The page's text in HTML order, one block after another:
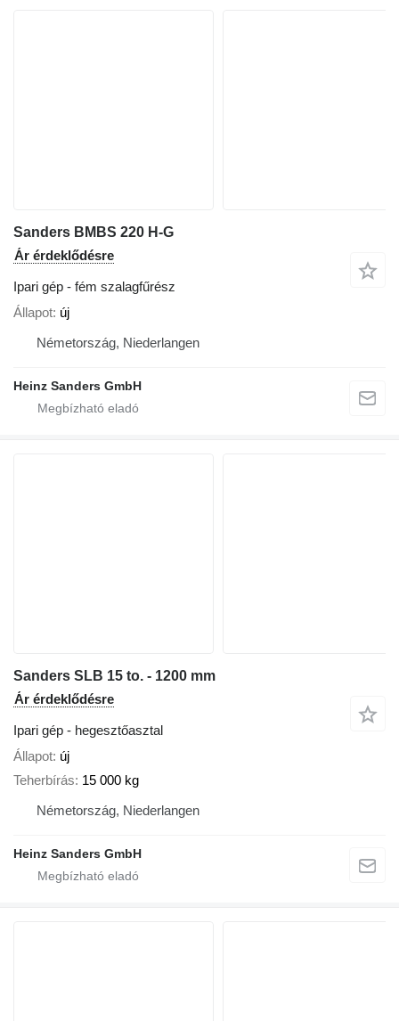
Sanders BMBS 220 H-G
Ár érdeklődésre
Ipari gép - fém szalagfűrész
Állapot új
Németország, Niederlangen
Heinz Sanders GmbH
Sanders SLB 15 to. - 1200 mm
Ár érdeklődésre
Ipari gép - hegesztőasztal
Állapot új
Teherbírás 15 000 kg
Németország, Niederlangen
Heinz Sanders GmbH